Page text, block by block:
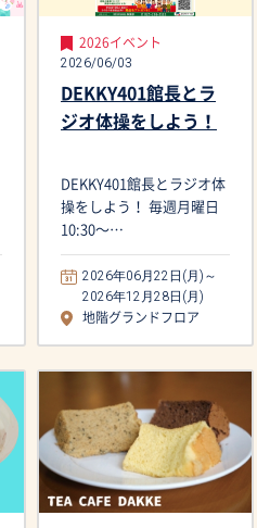
2026イベント
2026/06/03
DEKKY401館長とラ
ジオ体操をしよう！
DEKKY401館長とラジオ体
操をしよう！ 毎週月曜日
10:30〜…
2026年06月22日(月)～
2026年12月28日(月)
地階グランドフロア